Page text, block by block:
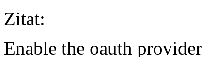
Zitat:
Enable the oauth provider